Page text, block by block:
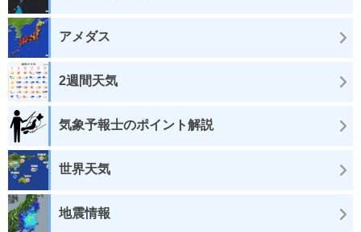
アメダス
2週間天気
気象予報士のポイント解説
世界天気
地震情報